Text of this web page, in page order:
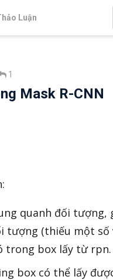
Luận
1
Mask R-CNN
quanh đối
tượng (thiếu một
trong box lấy từ rpn.
box có thể lấy